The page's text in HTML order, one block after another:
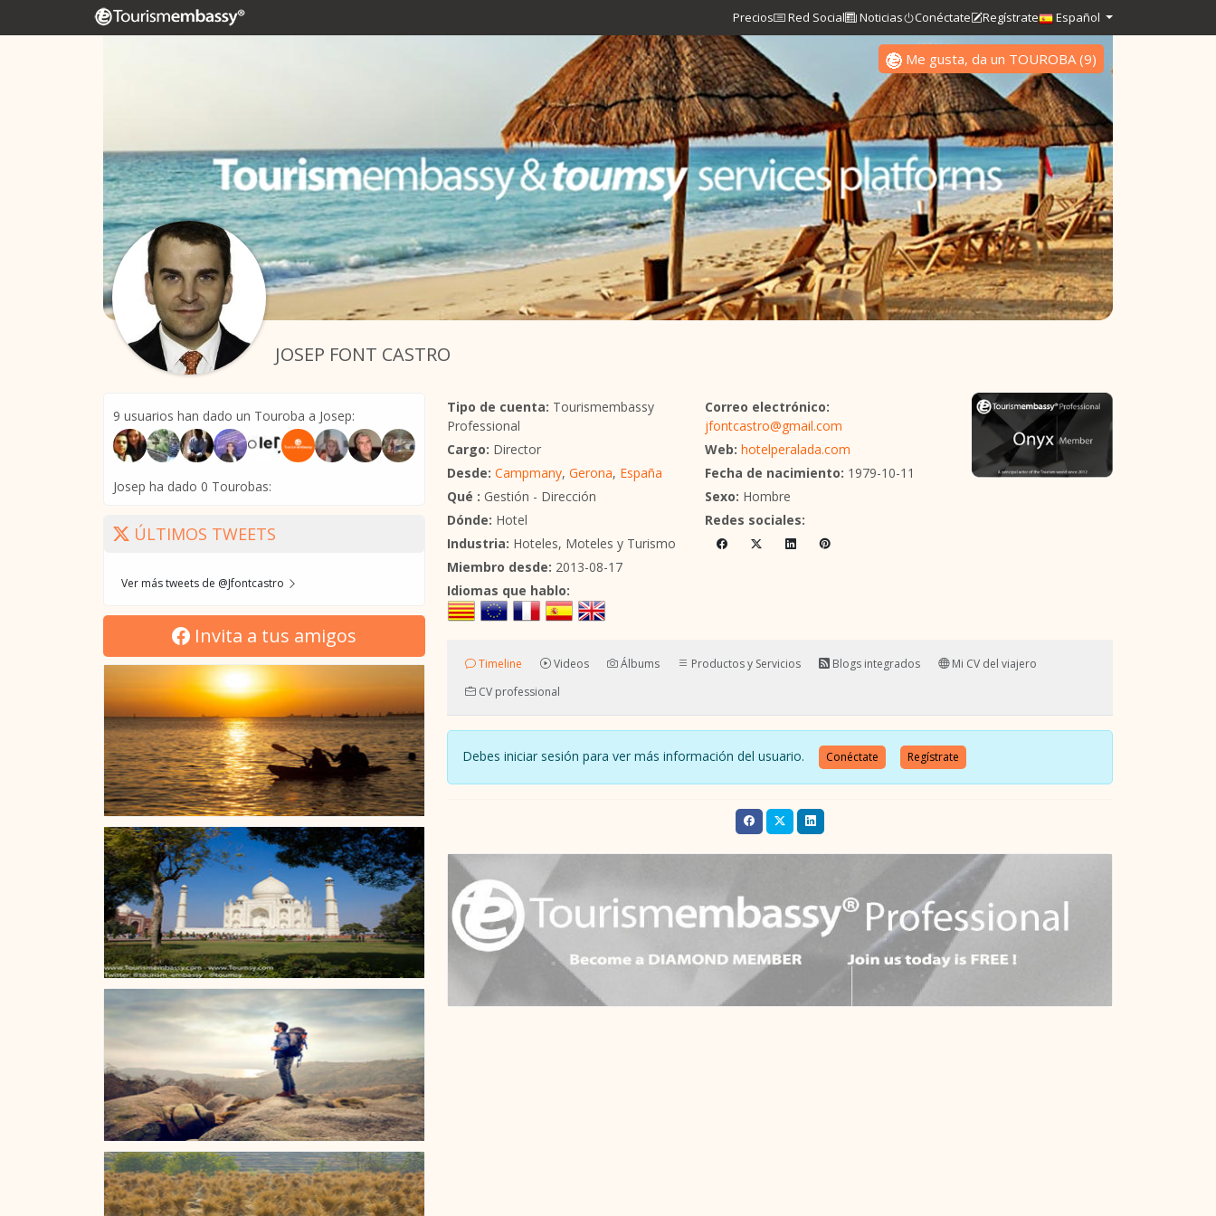
Precios Red Social Noticias Conéctate Regístrate Español
JOSEP FONT CASTRO
Me gusta, da un TOUROBA(9)
9 usuarios han dado un Touroba a Josep:
Josep ha dado 0 Tourobas:
ÚLTIMOS TWEETS
Ver más tweets de @Jfontcastro
Invita a tus amigos
Tipo de cuenta: Tourismembassy
Professional
Cargo: Director
Desde: Campmany, Gerona, España
Qué : Gestión - Dirección
Dónde: Hotel
Industria: Hoteles, Moteles y Turismo
Miembro desde: 2013-08-17
Correo electrónico:
jfontcastro@gmail.com
Web: hotelperalada.com
Fecha de nacimiento: 1979-10-11
Sexo: Hombre
Redes sociales:
Idiomas que hablo:
Timeline Videos Álbums Productos y Servicios Blogs integrados
Mi CV del viajero
CV professional
Debes iniciar sesión para ver más información del usuario. Conéctate Regístrate